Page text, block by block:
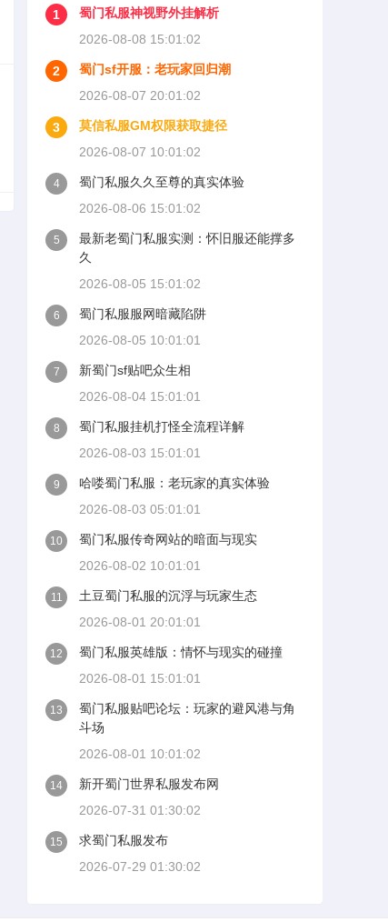
1
蜀门私服神视野外挂解析
2026-08-08 15:01:02
2
蜀门sf开服：老玩家回归潮
2026-08-07 20:01:02
3
莫信私服GM权限获取捷径
2026-08-07 10:01:02
4
蜀门私服久久至尊的真实体验
2026-08-06 15:01:02
5
最新老蜀门私服实测：怀旧服还能撑多
久
2026-08-05 15:01:02
6
蜀门私服服网暗藏陷阱
2026-08-05 10:01:01
7
新蜀门sf贴吧众生相
2026-08-04 15:01:01
8
蜀门私服挂机打怪全流程详解
2026-08-03 15:01:01
9
哈喽蜀门私服：老玩家的真实体验
2026-08-03 05:01:01
10
蜀门私服传奇网站的暗面与现实
2026-08-02 10:01:01
11
土豆蜀门私服的沉浮与玩家生态
2026-08-01 20:01:01
12
蜀门私服英雄版：情怀与现实的碰撞
2026-08-01 15:01:01
13
蜀门私服贴吧论坛：玩家的避风港与角
斗场
2026-08-01 10:01:02
14
新开蜀门世界私服发布网
2026-07-31 01:30:02
15
求蜀门私服发布
2026-07-29 01:30:02